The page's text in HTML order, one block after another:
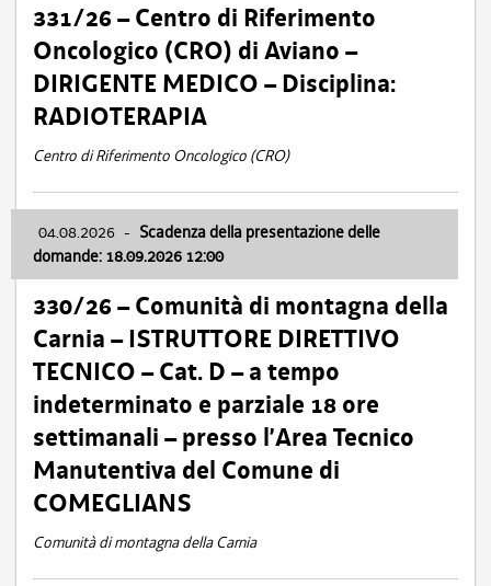
331/26 – Centro di Riferimento
Oncologico (CRO) di Aviano –
DIRIGENTE MEDICO – Disciplina:
RADIOTERAPIA
Centro di Riferimento Oncologico (CRO)
04.08.2026 - Scadenza della presentazione delle
domande: 18.09.2026 12:00
330/26 – Comunità di montagna della
Carnia – ISTRUTTORE DIRETTIVO
TECNICO – Cat. D – a tempo
indeterminato e parziale 18 ore
settimanali – presso l’Area Tecnico
Manutentiva del Comune di
COMEGLIANS
Comunità di montagna della Carnia